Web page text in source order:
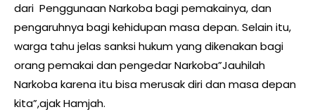
dari Penggunaan Narkoba bagi pemakainya, dan
pengaruhnya bagi kehidupan masa depan. Selain itu,
warga tahu jelas sanksi hukum yang dikenakan bagi
orang pemakai dan pengedar Narkoba”Jauhilah
Narkoba karena itu bisa merusak diri dan masa depan
kita”,ajak Hamjah.